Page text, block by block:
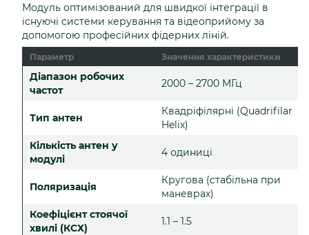
Модуль оптимізований для швидкої інтеграції в
існуючі системи керування та відеоприйому за
допомогою професійних фідерних ліній.
Параметр Значення характеристики
Діапазон робочих
частот
2000 – 2700 МГц
Тип антен
Квадріфілярні (Quadrifilar
Helix)
Кількість антен у
модулі
4 одиниці
Поляризація
Кругова (стабільна при
маневрах)
Коефіцієнт стоячої
хвилі (КСХ)
1.1 – 1.5